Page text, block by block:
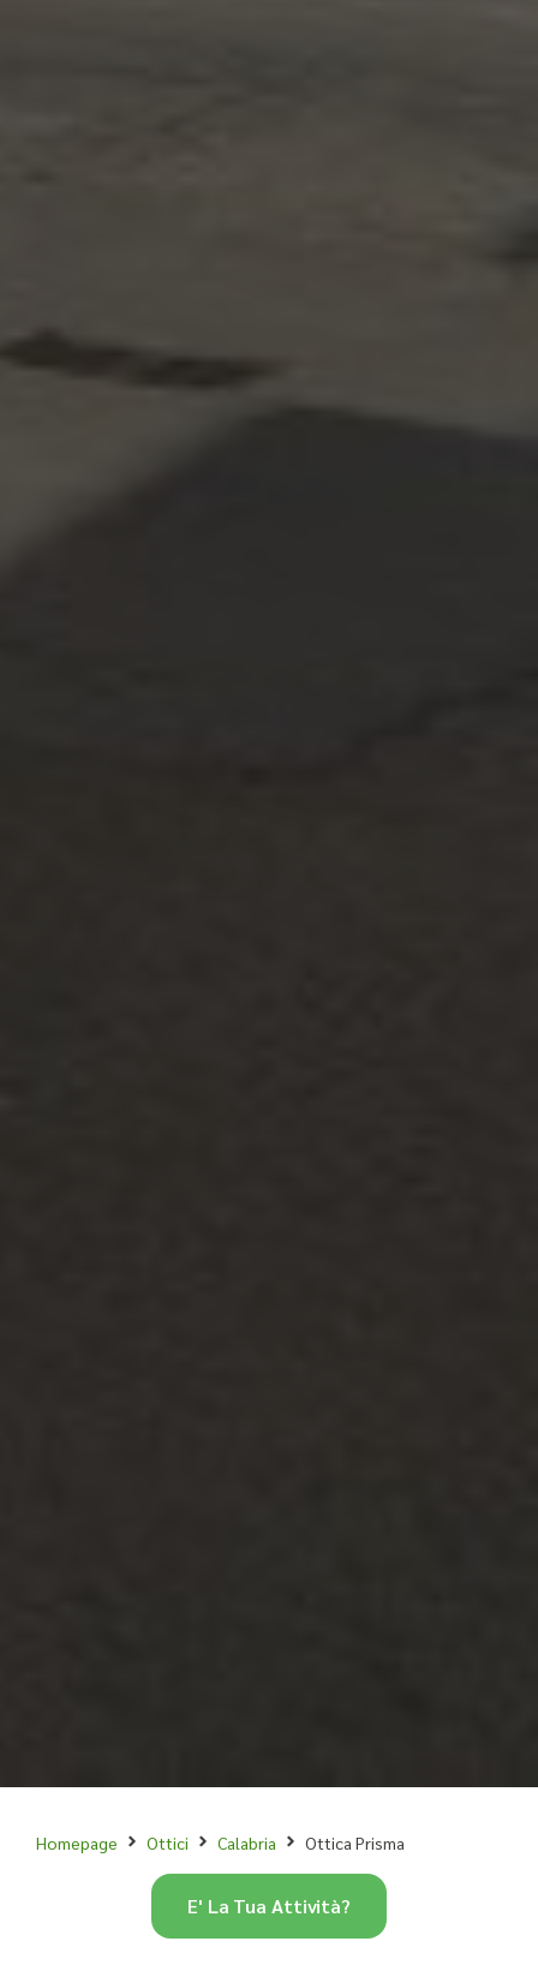
Homepage Ottici Calabria Ottica Prisma
E' La Tua Attività?